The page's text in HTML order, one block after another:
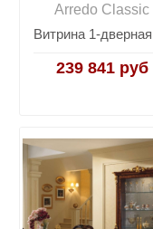
Arredo Classic
239 841 руб